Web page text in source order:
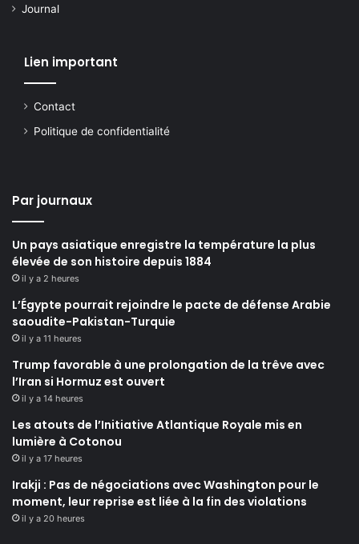
Journal
Lien important
Contact
Politique de confidentialité
Par journaux
Un pays asiatique enregistre la température la plus
élevée de son histoire depuis 1884
il y a 2 heures
L’Égypte pourrait rejoindre le pacte de défense Arabie
saoudite-Pakistan-Turquie
il y a 11 heures
Trump favorable à une prolongation de la trêve avec
l’Iran si Hormuz est ouvert
il y a 14 heures
Les atouts de l’Initiative Atlantique Royale mis en
lumière à Cotonou
il y a 17 heures
Irakji : Pas de négociations avec Washington pour le
moment, leur reprise est liée à la fin des violations
il y a 20 heures